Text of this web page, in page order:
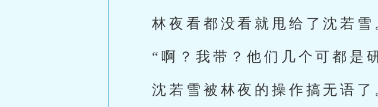
林夜看都没看就甩给了沈若雪
“啊？我带？他们几个可都是
沈若雪被林夜的操作搞无语了